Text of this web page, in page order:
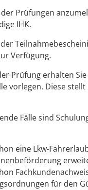
Prüfungen
IHK.
Verfügung.
Prüfung erhalten
vorlegen. Diese
Fälle sind
eine Lkw-
erwei
für den